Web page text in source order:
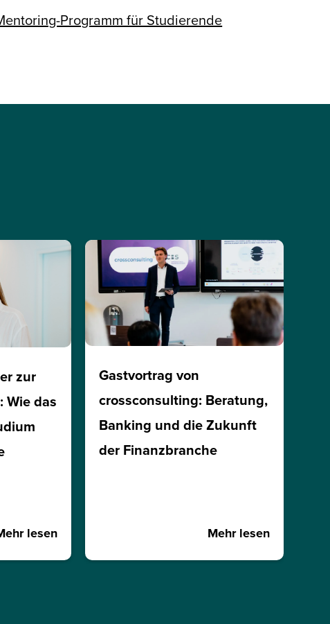
Programm für Studierende
zur
Wie das
lesen
Gastvortrag von
crossconsulting: Beratung,
Banking und die Zukunft
der Finanzbranche
Mehr lesen